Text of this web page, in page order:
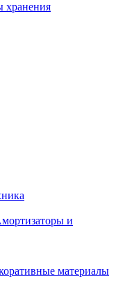
хранения
и
материалы